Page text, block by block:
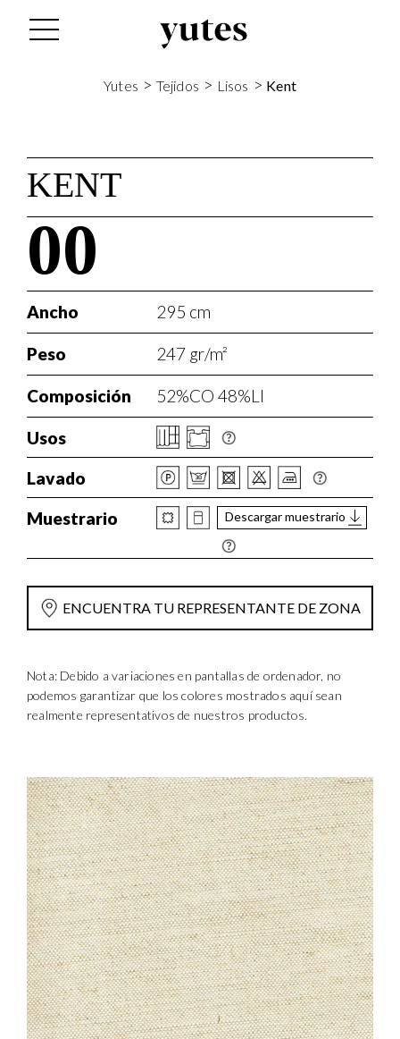
Yutes > Tejidos > Lisos > Kent
KENT
00
Ancho 295 cm
Peso 247 gr/m²
Composición 52%CO 48%LI
Usos
Lavado
Muestrario
Descargar muestrario
ENCUENTRA TU REPRESENTANTE DE ZONA
Nota: Debido a variaciones en pantallas de ordenador, no
podemos garantizar que los colores mostrados aquí sean
realmente representativos de nuestros productos.